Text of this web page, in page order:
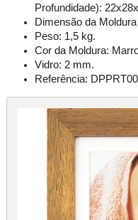
Profundidade):
Dimensão da
Peso: 1,5 kg.
Cor da Moldura:
Vidro: 2 mm.
Referência: